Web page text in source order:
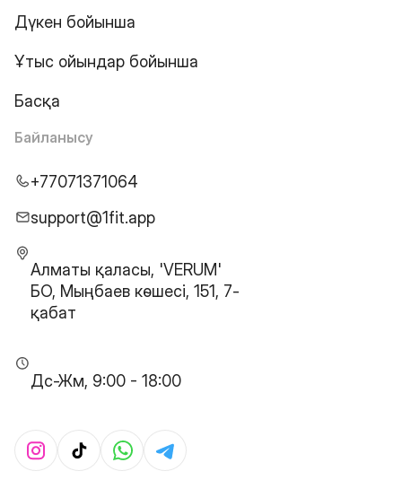
Дүкен бойынша
Ұтыс ойындар бойынша
Басқа
Байланысу
+77071371064
support@1fit.app
Алматы қаласы, 'VERUM'
БО, Мыңбаев көшесі, 151, 7-
қабат
Дс-Жм, 9:00 - 18:00